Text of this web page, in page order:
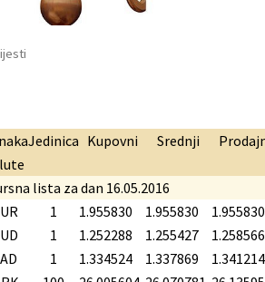
Jedinica Kupovni Srednji
lista za dan 16.05.2016
1 1.955830 1.955830
1.955830
1 1.252288 1.255427
1.258566
1 1.334524 1.337869
1.341214